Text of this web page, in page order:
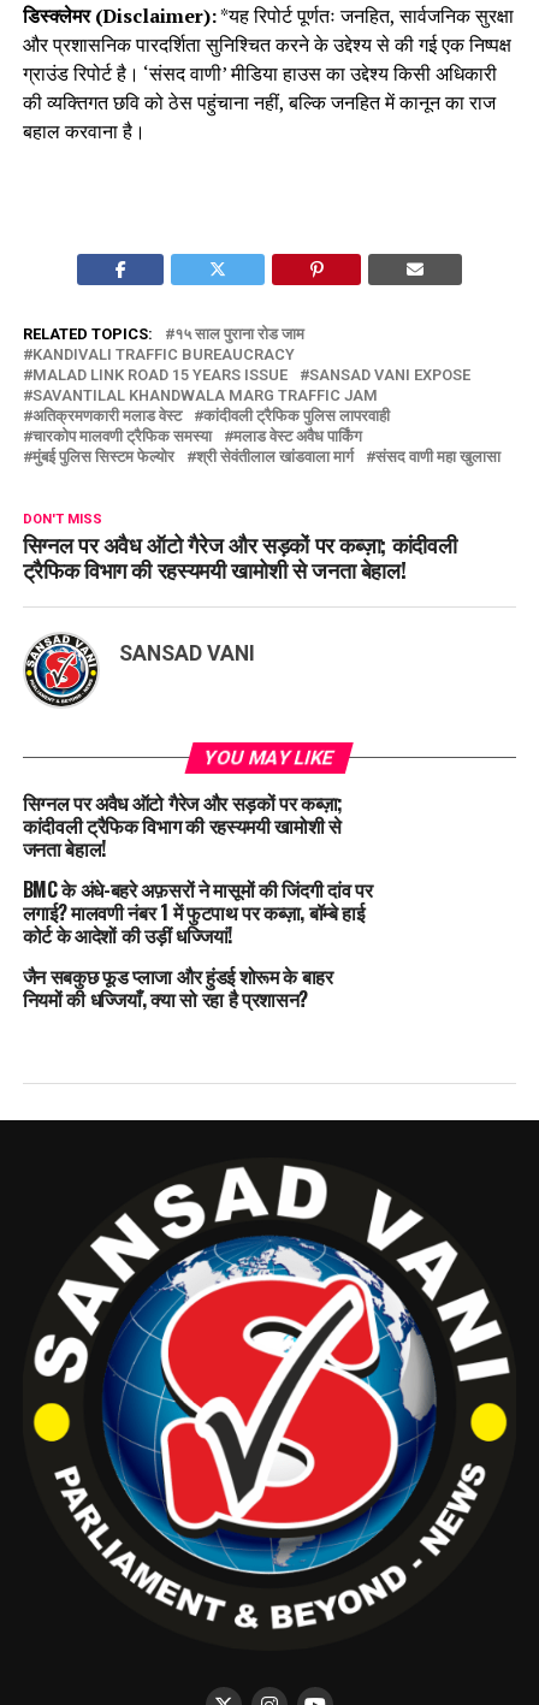
डिस्क्लेमर (Disclaimer):*यह रिपोर्ट पूर्णतः जनहित, सार्वजनिक सुरक्षा
और प्रशासनिक पारदर्शिता सुनिश्चित करने के उद्देश्य से की गई एक निष्पक्ष
ग्राउंड रिपोर्ट है। ‘संसद वाणी’ मीडिया हाउस का उद्देश्य किसी अधिकारी
की व्यक्तिगत छवि को ठेस पहुंचाना नहीं, बल्कि जनहित में कानून का राज
बहाल करवाना है।
RELATED TOPICS:
१५ साल पुराना रोड जाम
KANDIVALI TRAFFIC BUREAUCRACY
MALAD LINK ROAD 15 YEARS ISSUE
SANSAD VANI EXPOSE
SAVANTILAL KHANDWALA MARG TRAFFIC JAM
अतिक्रमणकारी मलाड वेस्ट
कांदीवली ट्रैफिक पुलिस लापरवाही
चारकोप मालवणी ट्रैफिक समस्या
मलाड वेस्ट अवैध पार्किंग
मुंबई पुलिस सिस्टम फेल्योर
श्री सेवंतीलाल खांडवाला मार्ग संसद वाणी महा खुलासा
DON'T MISS
सिग्नल पर अवैध ऑटो गैरेज और सड़कों पर कब्ज़ा; कांदीवली
ट्रैफिक विभाग की रहस्यमयी खामोशी से जनता बेहाल!
SANSAD VANI
YOU MAY LIKE
सिग्नल पर अवैध ऑटो गैरेज और सड़कों पर कब्ज़ा;
कांदीवली ट्रैफिक विभाग की रहस्यमयी खामोशी से
जनता बेहाल!
BMC के अंधे-बहरे अफ़सरों ने मासूमों की जिंदगी दांव पर
लगाई? मालवणी नंबर 1 में फुटपाथ पर कब्ज़ा, बॉम्बे हाई
कोर्ट के आदेशों की उड़ीं धज्जियां!
जैन सबकुछ फूड प्लाजा और हुंडई शोरूम के बाहर
नियमों की धज्जियाँ, क्या सो रहा है प्रशासन?